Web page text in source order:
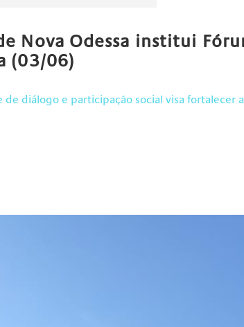
Nova Odessa institui
(03/06)
de diálogo e participação social visa